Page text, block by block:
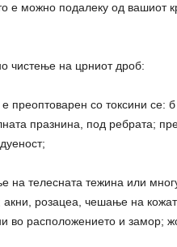
е можно подалеку од вашиот
чистење на црниот дроб:
преоптоварен со токсини се: б
празнина, под ребрата;
на телесната тежина или
розацеа, чешање на
во расположението и замор;